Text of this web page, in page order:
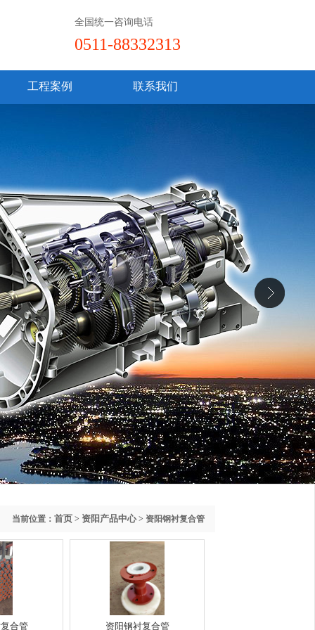
全国统一咨询电话
0511-88332313
工程案例 联系我们
当前位置： 首页 > 资阳产品中心> 资阳钢衬复合管
合管 资阳钢衬复合管